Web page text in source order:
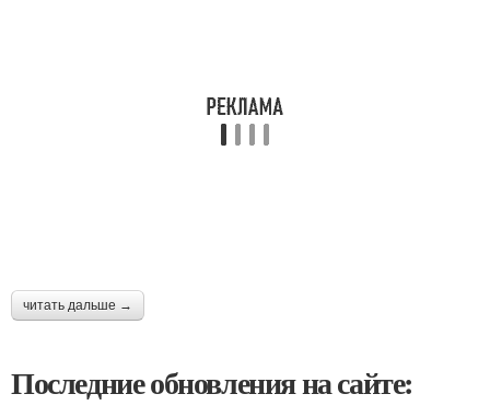
читать дальше →
Последние обновления на сайте: